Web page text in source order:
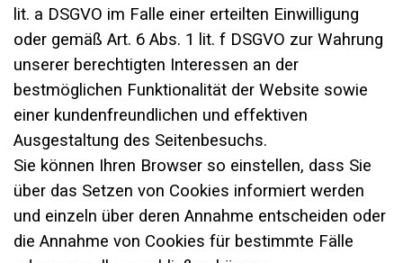
lit. a DSGVO im Falle einer erteilten Einwilligung
oder gemäß Art. 6 Abs. 1 lit. f DSGVO zur Wahrung
unserer berechtigten Interessen an der
bestmöglichen Funktionalität der Website sowie
einer kundenfreundlichen und effektiven
Ausgestaltung des Seitenbesuchs.
Sie können Ihren Browser so einstellen, dass Sie
über das Setzen von Cookies informiert werden
und einzeln über deren Annahme entscheiden oder
die Annahme von Cookies für bestimmte Fälle